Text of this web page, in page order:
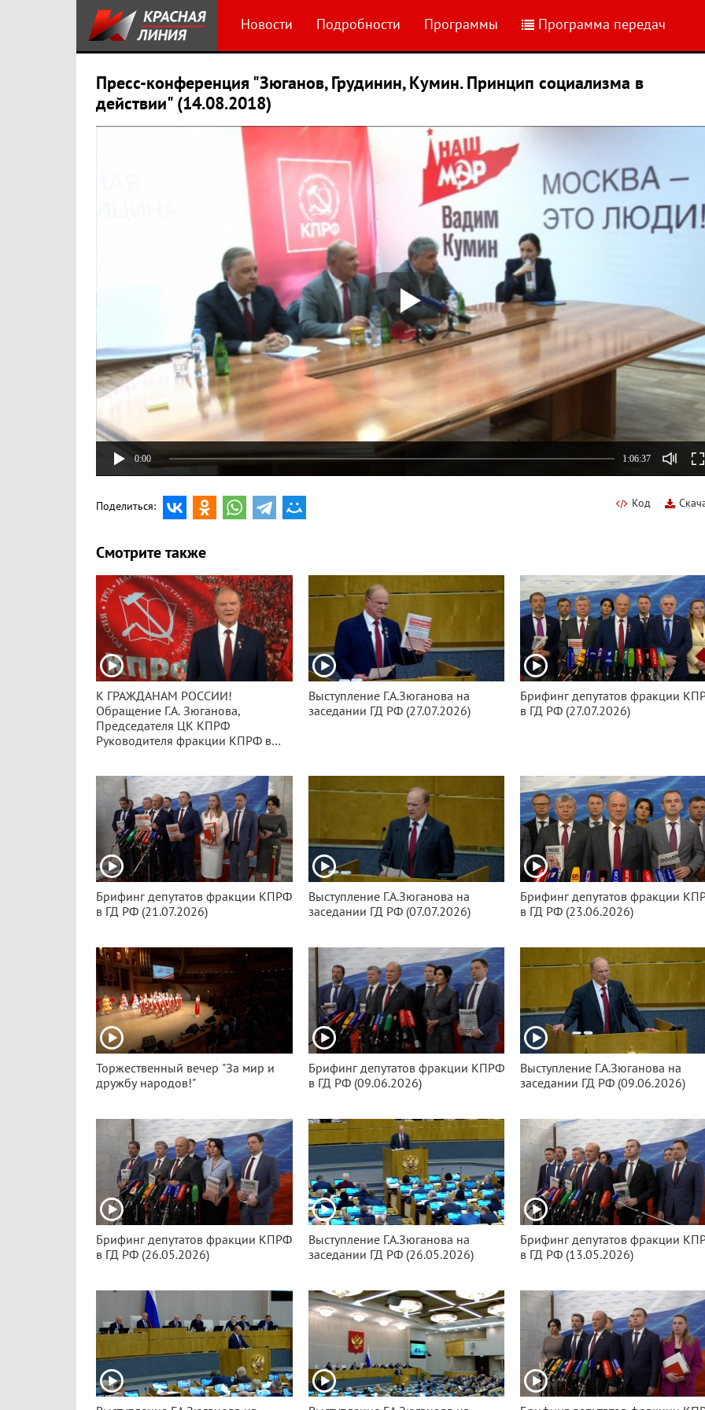
Новости Подробности Программы Программа передач
Пресс-конференция "Зюганов, Грудинин, Кумин. Принцип социализма в
действии" (14.08.2018)
0:00 1:06:37
Код
Поделиться:
Смотрите также
К ГРАЖДАНАМ РОССИИ!
Обращение Г.А. Зюганова,
Председателя ЦК КПРФ
Руководителя фракции КПРФ в
Выступление Г.А.Зюганова на
заседании ГД РФ (27.07.2026)
Брифинг депутатов фракции
в ГД РФ (27.07.2026)
Брифинг депутатов фракции КПРФ
в ГД РФ (21.07.2026)
Выступление Г.А.Зюганова на
заседании ГД РФ (07.07.2026)
Брифинг депутатов фракции
в ГД РФ (23.06.2026)
Торжественный вечер "За мир и
дружбу народов!"
Брифинг депутатов фракции КПРФ
в ГД РФ (09.06.2026)
Выступление Г.А.Зюганова на
заседании ГД РФ (09.06.2026)
Брифинг депутатов фракции КПРФ
в ГД РФ (26.05.2026)
Выступление Г.А.Зюганова на
заседании ГД РФ (26.05.2026)
Брифинг депутатов фракции
в ГД РФ (13.05.2026)